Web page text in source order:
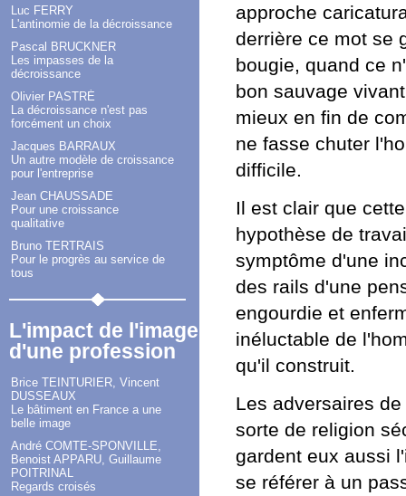
Luc FERRY
L'antinomie de la décroissance
Pascal BRUCKNER
Les impasses de la
décroissance
Olivier PASTRÉ
La décroissance n'est pas
forcément un choix
Jacques BARRAUX
Un autre modèle de croissance
pour l'entreprise
Jean CHAUSSADE
Pour une croissance
qualitative
Bruno TERTRAIS
Pour le progrès au service de
tous
L'impact de l'image
d'une profession
Brice TEINTURIER, Vincent
DUSSEAUX
Le bâtiment en France a une
belle image
André COMTE-SPONVILLE,
Benoist APPARU, Guillaume
POITRINAL
Regards croisés
approche
derrière ce mot se
bougie, quand ce
bon sauvage
mieux en fin de
ne fasse chuter
difficile.
Il est clair que
hypothèse de
symptôme d'une
des rails d'une
engourdie et
inéluctable de
qu'il construit.
Les adversaires
sorte de religion
gardent eux aussi
se référer à un